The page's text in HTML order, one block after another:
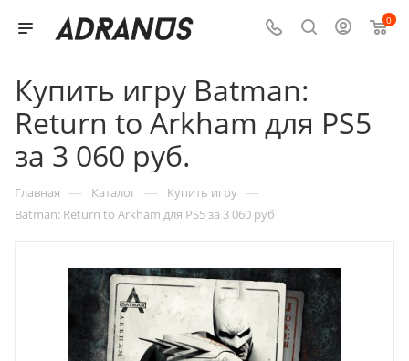
0
Купить игру Batman:
Return to Arkham для PS5
за 3 060 руб.
Главная — Каталог — Купить игру —
Batman: Return to Arkham для PS5 за 3 060 руб